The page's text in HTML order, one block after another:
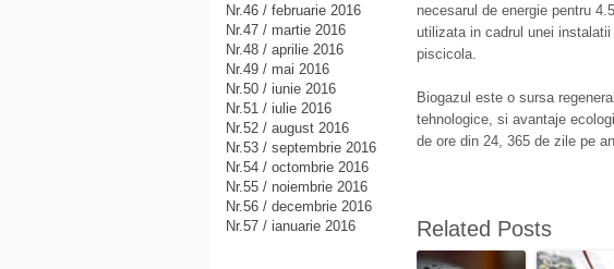
necesarul de energie pentru
utilizata in cadrul unei
piscicola.
Biogazul este o sursa
tehnologice, si avantaje
de ore din 24, 365 de zile pe
Related Posts
Nr.46 / februarie 2016
Nr.47 / martie 2016
Nr.48 / aprilie 2016
Nr.49 / mai 2016
Nr.50 / iunie 2016
Nr.51 / iulie 2016
Nr.52 / august 2016
Nr.53 / septembrie 2016
Nr.54 / octombrie 2016
Nr.55 / noiembrie 2016
Nr.56 / decembrie 2016
Nr.57 / ianuarie 2016